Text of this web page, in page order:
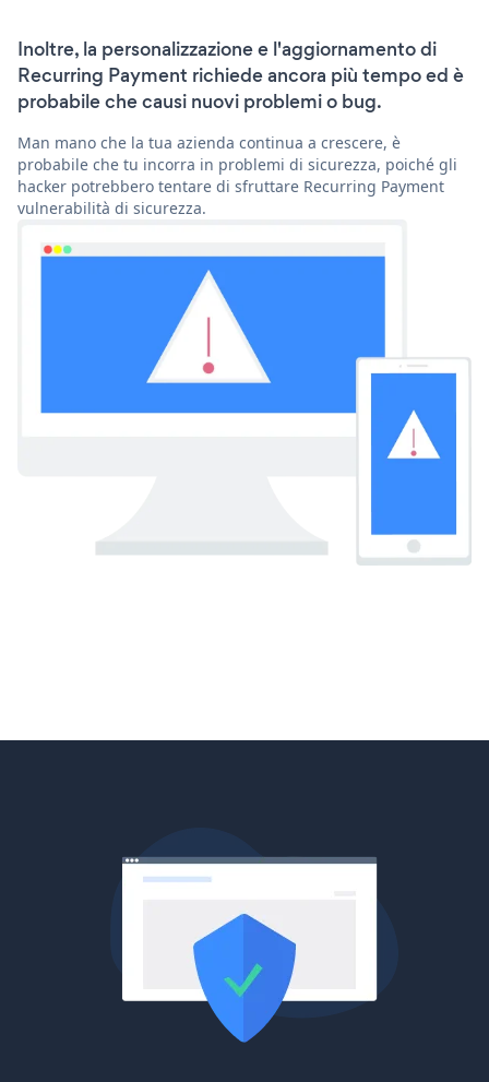
Inoltre, la personalizzazione e l'aggiornamento di
Recurring Payment richiede ancora più tempo ed è
probabile che causi nuovi problemi o bug.
Man mano che la tua azienda continua a crescere, è
probabile che tu incorra in problemi di sicurezza, poiché gli
hacker potrebbero tentare di sfruttare Recurring Payment
vulnerabilità di sicurezza.